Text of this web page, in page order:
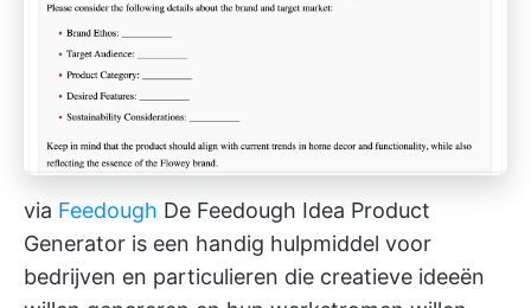
via Feedough De Feedough Idea Product
Generator is een handig hulpmiddel voor
bedrijven en particulieren die creatieve ideeën